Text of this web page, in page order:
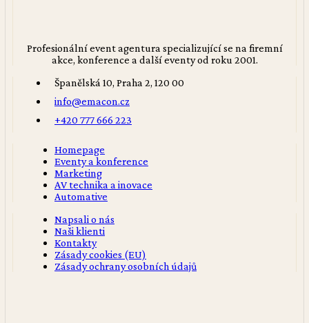
Profesionální event agentura specializující se na firemní
akce, konference a další eventy od roku 2001.
Španělská 10, Praha 2, 120 00
info@emacon.cz
+420 777 666 223
Homepage
Eventy a konference
Marketing
AV technika a inovace
Automative
Napsali o nás
Naši klienti
Kontakty
Zásady cookies (EU)
Zásady ochrany osobních údajů